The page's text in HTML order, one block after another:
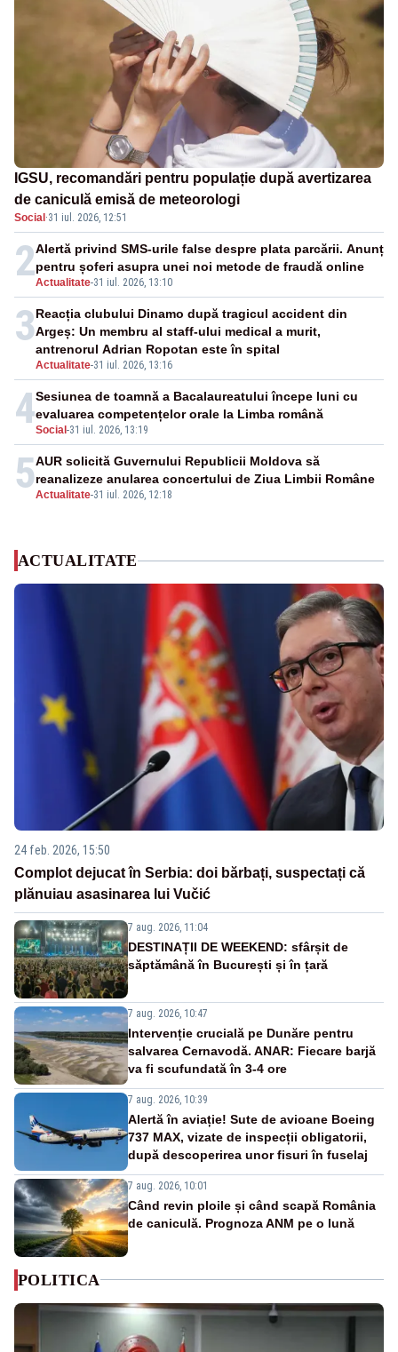
IGSU, recomandări pentru populație după avertizarea
de caniculă emisă de meteorologi
Social ·31 iul. 2026, 12:51
2Actualitate-31 iul. 2026, 13:10
Alertă privind SMS-urile false despre plata parcării. Anunț
pentru șoferi asupra unei noi metode de fraudă online
3
Actualitate-31 iul. 2026, 13:16
Reacția clubului Dinamo după tragicul accident din
Argeș: Un membru al staff-ului medical a murit,
antrenorul Adrian Ropotan este în spital
4Social -31 iul. 2026, 13:19
Sesiunea de toamnă a Bacalaureatului începe luni cu
evaluarea competențelor orale la Limba română
5Actualitate-31 iul. 2026, 12:18
AUR solicită Guvernului Republicii Moldova să
reanalizeze anularea concertului de Ziua Limbii Române
ACTUALITATE
24 feb. 2026, 15:50
Complot dejucat în Serbia: doi bărbați, suspectați că
plănuiau asasinarea lui Vučić
7 aug. 2026, 11:04
DESTINAȚII DE WEEKEND: sfârșit de
săptămână în București și în țară
7 aug. 2026, 10:47
Intervenție crucială pe Dunăre pentru
salvarea Cernavodă. ANAR: Fiecare barjă
va fi scufundată în 3-4 ore
7 aug. 2026, 10:39
Alertă în aviație! Sute de avioane Boeing
737 MAX, vizate de inspecții obligatorii,
după descoperirea unor fisuri în fuselaj
7 aug. 2026, 10:01
Când revin ploile și când scapă România
de caniculă. Prognoza ANM pe o lună
POLITICA